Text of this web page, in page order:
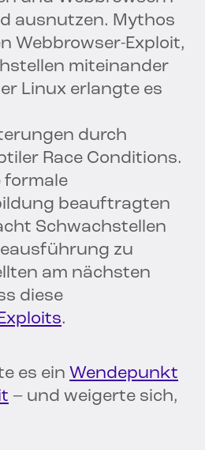
ausnutzen. Mythos
Webbrowser-Exploit,
miteinander
Linux erlangte es
durch
Race Conditions.
formale
beauftragten
Schwachstellen
zu
am nächsten
diese
.
es ein Wendepunkt
– und weigerte sich,